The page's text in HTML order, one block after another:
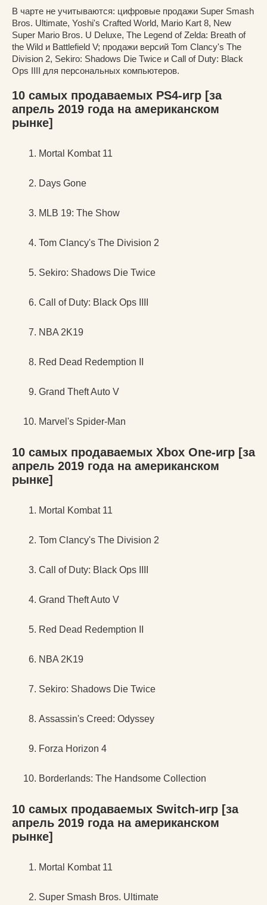
В чарте не учитываются: цифровые продажи Super Smash
Bros. Ultimate, Yoshi's Crafted World, Mario Kart 8, New
Super Mario Bros. U Deluxe, The Legend of Zelda: Breath of
the Wild и Battlefield V; продажи версий Tom Clancy's The
Division 2, Sekiro: Shadows Die Twice и Call of Duty: Black
Ops IIII для персональных компьютеров.
10 самых продаваемых PS4-игр [за
апрель 2019 года на американском
рынке]
Mortal Kombat 11
Days Gone
MLB 19: The Show
Tom Clancy's The Division 2
Sekiro: Shadows Die Twice
Call of Duty: Black Ops IIII
NBA 2K19
Red Dead Redemption II
Grand Theft Auto V
Marvel's Spider-Man
10 самых продаваемых Xbox One-игр [за
апрель 2019 года на американском
рынке]
Mortal Kombat 11
Tom Clancy's The Division 2
Call of Duty: Black Ops IIII
Grand Theft Auto V
Red Dead Redemption II
NBA 2K19
Sekiro: Shadows Die Twice
Assassin's Creed: Odyssey
Forza Horizon 4
Borderlands: The Handsome Collection
10 самых продаваемых Switch-игр [за
апрель 2019 года на американском
рынке]
Mortal Kombat 11
Super Smash Bros. Ultimate